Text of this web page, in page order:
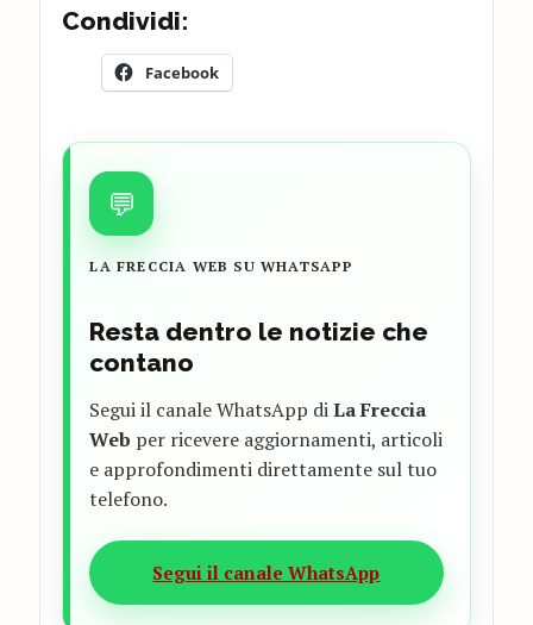
Condividi:
Facebook
💬
LA FRECCIA WEB SU WHATSAPP
Resta dentro le notizie che
contano
Segui il canale WhatsApp diLa Freccia
Web per ricevere aggiornamenti, articoli
e approfondimenti direttamente sul tuo
telefono.
Segui il canale WhatsApp